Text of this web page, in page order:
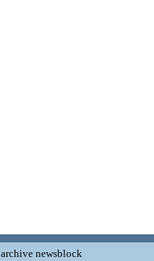
archive newsblock